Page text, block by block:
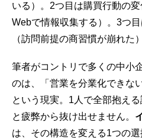
いる）。2つ目は購買行動の
Webで情報収集する）。3つ
（訪問前提の商習慣が崩れた
筆者がコントリで多くの中小
のは、「営業を分業化できな
という現実。1人で全部抱え
と疲弊から抜け出せません。
は、その構造を変える1つの選